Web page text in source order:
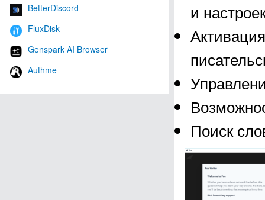
BetterDiscord
FluxDisk
Genspark AI Browser
Authme
и
Поиск